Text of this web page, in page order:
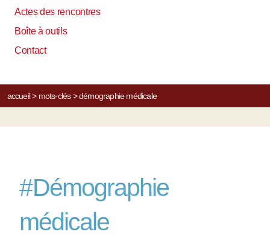
Actes des rencontres
Boîte à outils
Contact
accueil> mots-clés> démographie médicale
#Démographie
médicale